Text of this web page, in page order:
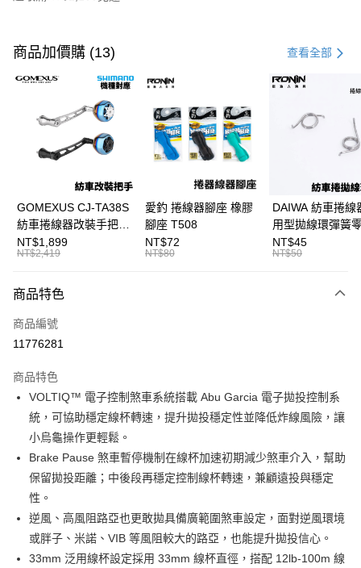
信用卡一次付款
信用卡分期付款
3 期 0 利率 每期 NT$1,633
合作金庫商業銀行
第一商業銀行
華南商業銀行
彰化商業銀行
台北富邦商業銀行
國泰世華商業銀行
兆豐國際商業銀行
台中商業銀行
匯豐（台灣）商業銀行
華泰商業銀行
聯邦商業銀行
元大商業銀行
台灣樂天信用卡公司
悠遊付
大哥付你分期
【大哥付你分期使用說明】
2.付款方式選擇「大哥付你分期」，訂單成立後會自動跳轉到大哥付的交易
流程，驗證手機門號後，選擇欲分期的期數、繳款截止日，確認付款後即完
4.訂單成立30分鐘內，如未前往確認交易或遇審核未通過，訂單將自動取
消。如遇「轉專審核」未通過狀況，表示未達大哥付你分期系統評分，恕無
法說明評估內容。
【繳款方式說明】
1.分期款項不併入電信帳單，「大哥付你分期」於每月結算日後寄送繳費提
醒簡訊。
帳／街口支付／iPASS MONEY」等通路繳費。
【注意事項】
1.本服務係由「台灣大哥大股份有限公司」（以下簡稱本公司）所提供，讓
用戶於交易時，得透過本服務購買商品或服務，並由商店將買賣／分期付款
買賣價金債權讓與本公司後，依約使用本公司帳單繳交帳款。
相關說明
【關於「AFTEE先享後付」】
便利好安心！
２．便利：只要手機號碼，簡訊認證，即可結帳。
３．安心：先確認商品／服務後，再付款。
【「AFTEE先享後付」結帳流程】
１．於結帳方式選擇「AFTEE先享後付」後，將跳轉至「AFTEE先享後付」
結帳頁面，進行簡訊認證並確認金額後，即可完成結帳。
３．收到繳費通知簡訊後14天內，點擊此簡訊中的連結，可透過四大超商／
ATM／網路銀行／等多元方式進行付款，方視為交易完成。
※ 請注意：結帳手續完成當下不需立刻繳費，但若您需要取消訂單，請聯絡
購買商品的店家。未經商家同意取消之訂單仍視為有效，需透過AFTEE先享
後付繳納相關費用。
貨到付款
運送方式
全家取貨付款
每筆NT$60，滿NT$1,200(含以上)免運費
付款後全家取貨
每筆NT$60，滿NT$1,200(含以上)免運費
7-11取貨付款
商品加價購 (13) 查看全部
GOMEXUS CJ-TA38S
紡車捲線器改裝手把
SHIMANO改裝品 紡車
改裝手把 I052
NT$1,899
NT$2,419
愛釣 捲線器腳座 橡膠
腳座 T508
NT$72
NT$80
DAIWA 紡車捲線
用型拋線環彈簧
線規 耳朵彈簧 紡
零件 T927
NT$45
NT$50
商品特色
商品編號
11776281
商品特色
VOLTIQ™ 電子控制煞車系統搭載 Abu Garcia 電子拋投控制系
統，可協助穩定線杯轉速，提升拋投穩定性並降低炸線風險，讓
小烏龜操作更輕鬆。
Brake Pause 煞車暫停機制在線杯加速初期減少煞車介入，幫助
保留拋投距離；中後段再穩定控制線杯轉速，兼顧遠投與穩定
性。
逆風、高風阻路亞也更敢拋具備廣範圍煞車設定，面對逆風環境
或胖子、米諾、VIB 等風阻較大的路亞，也能提升拋投信心。
33mm 泛用線杯設定採用 33mm 線杯直徑，搭配 12lb-100m 線